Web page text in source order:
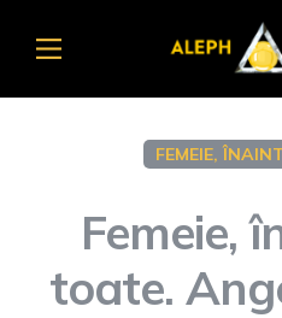
FEMEIE,
Femeie,
toate.